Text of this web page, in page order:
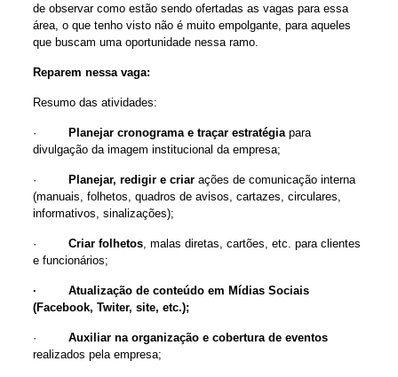
de observar como estão sendo ofertadas as vagas para essa
área, o que tenho visto não é muito empolgante, para aqueles
que buscam uma oportunidade nessa ramo.
Reparem nessa vaga:
Resumo das atividades:
· Planejar cronograma e traçar estratégiapara
divulgação da imagem institucional da empresa;
· Planejar, redigir e criar ações de comunicação interna
(manuais, folhetos, quadros de avisos, cartazes, circulares,
informativos, sinalizações);
· Criar folhetos, malas diretas, cartões, etc. para clientes
e funcionários;
· Atualização de conteúdo em Mídias Sociais
(Facebook, Twiter, site, etc.);
·
Auxiliar na organização e cobertura de eventos
realizados pela empresa;